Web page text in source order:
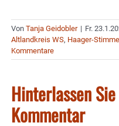
Von Tanja Geidobler | Fr.
Altlandkreis WS, Haager-Stimme
Kommentare
Hinterlassen
Kommentar